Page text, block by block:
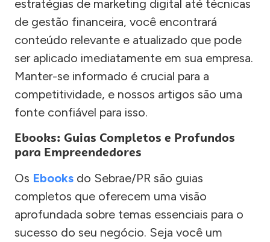
estratégias de marketing digital até técnicas
de gestão financeira, você encontrará
conteúdo relevante e atualizado que pode
ser aplicado imediatamente em sua empresa.
Manter-se informado é crucial para a
competitividade, e nossos artigos são uma
fonte confiável para isso.
Ebooks: Guias Completos e Profundos
para Empreendedores
Os Ebooks do Sebrae/PR são guias
completos que oferecem uma visão
aprofundada sobre temas essenciais para o
sucesso do seu negócio. Seja você um